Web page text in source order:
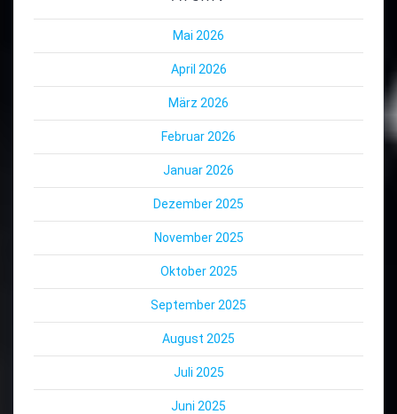
Mai 2026
April 2026
März 2026
Februar 2026
Januar 2026
Dezember 2025
November 2025
Oktober 2025
September 2025
August 2025
Juli 2025
Juni 2025